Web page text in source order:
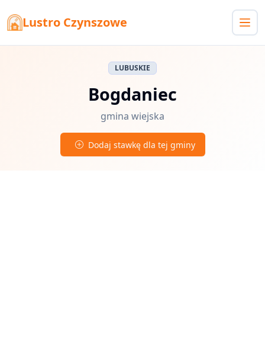
Lustro Czynszowe
LUBUSKIE
Bogdaniec
gmina wiejska
Dodaj stawkę dla tej gminy